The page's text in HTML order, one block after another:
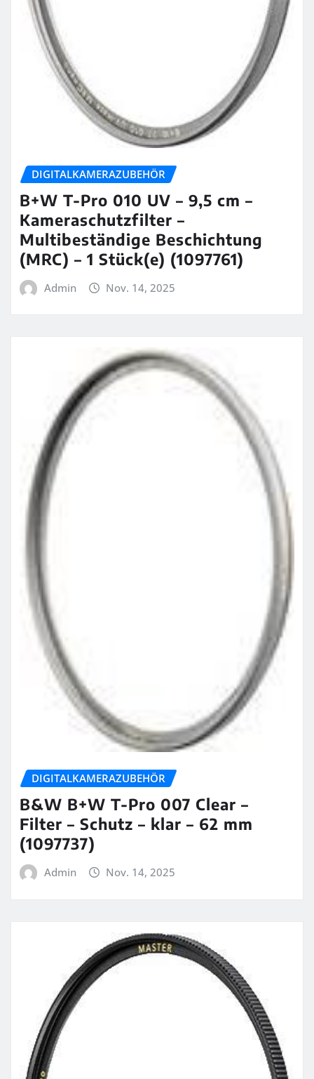
DIGITALKAMERAZUBEHÖR
B+W T-Pro 010 UV – 9,5 cm –
Kameraschutzfilter –
Multibeständige Beschichtung
(MRC) – 1 Stück(e) (1097761)
Admin Nov. 14, 2025
DIGITALKAMERAZUBEHÖR
B&W B+W T-Pro 007 Clear –
Filter – Schutz – klar – 62 mm
(1097737)
Admin Nov. 14, 2025